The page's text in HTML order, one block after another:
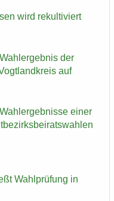
wird re­kul­ti­viert
der
auf
einer
Wahl­prü­fung in